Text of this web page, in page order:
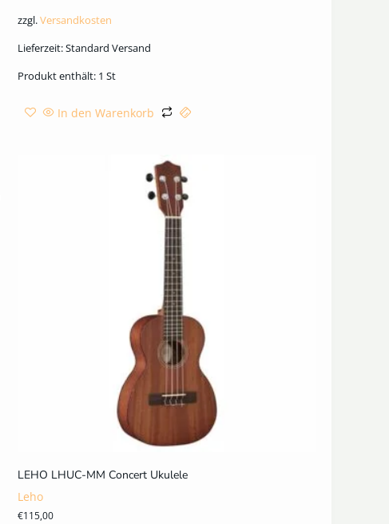
zzgl.Versandkosten
Lieferzeit:Standard Versand
Produkt enthält: 1 St
In den Warenkorb
LEHO LHUC-MM Concert Ukulele
Leho
€115,00